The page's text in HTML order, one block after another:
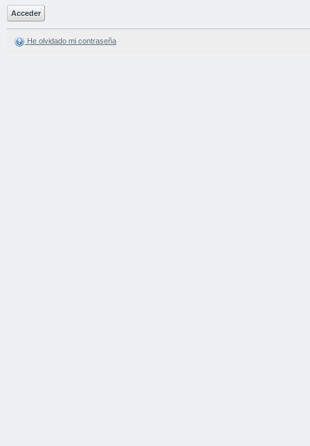
He olvidado mi contraseña